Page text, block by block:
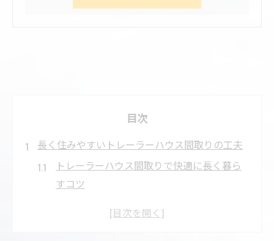
目次
長く住みやすいトレーラーハウス間取りの工夫
トレーラーハウス間取りで快適に長く暮ら
すコツ